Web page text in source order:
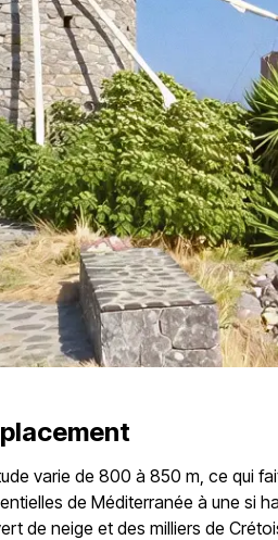
varie de 800 à 850 m, ce qui
de Méditerranée à une si
de neige et des milliers de